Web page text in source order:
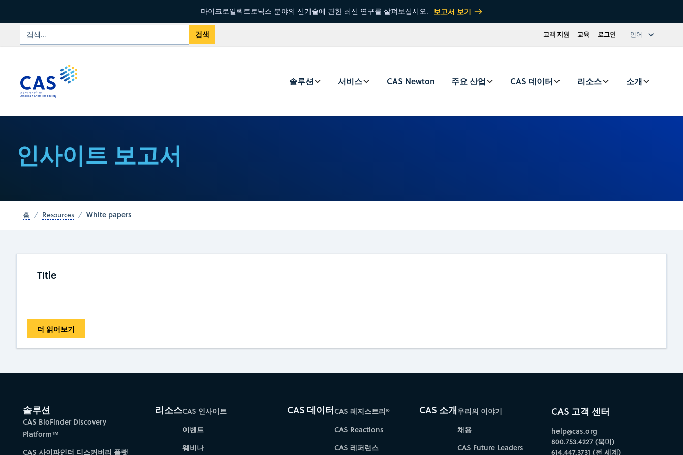
마이크로일렉트로닉스 분야의 신기술에 관한 최신 연구를 살펴보십시오. 보고서 보기
고객 지원 교육 로그인 언어
솔루션 서비스 CAS Newton 주요 산업 CAS 데이터 리소스 소개
인사이트 보고서
홈 Resources White papers
Title
더 읽어보기
솔루션
CAS BioFinder Discovery
Platform™
CAS 사이파인더 디스커버리 플랫
리소스CAS 인사이트
이벤트
웨비나
CAS 데이터CAS 레지스트리®
CAS Reactions
CAS 레퍼런스
CAS 소개우리의 이야기
채용
CAS Future Leaders
CAS 고객 센터
help@cas.org
800.753.4227 (북미)
614.447.3731 (전 세계)